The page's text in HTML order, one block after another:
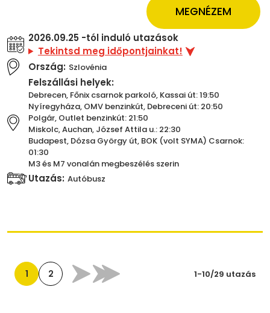
MEGNÉZEM
2026.09.25 -tól induló utazások
Tekintsd meg időpontjainkat!
Ország: Szlovénia
Felszállási helyek:
Debrecen, Főnix csarnok parkoló, Kassai út: 19:50
Nyíregyháza, OMV benzinkút, Debreceni út: 20:50
Polgár, Outlet benzinkút: 21:50
Miskolc, Auchan, József Attila u.: 22:30
Budapest, Dózsa György út, BOK (volt SYMA) Csarnok:
01:30
M3 és M7 vonalán megbeszélés szerin
Utazás: Autóbusz
1 2 1-10/29 utazás